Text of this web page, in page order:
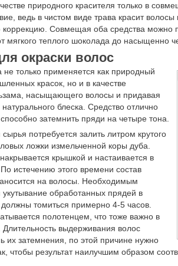
природного красителя только в
ведь в чистом виде трава красит
коррекцию. Совмещая оба средства можно
мягкого теплого шоколада до насыщенно
окраски волос
не только применяется как природный
красок, но и в качестве
насыщающего волосы и придавая
блеска. Средство отлично
затемнить пряди на четыре тона.
потребуется залить литром крутого
ложки измельченной коры дуба.
крышкой и настаивается в
истечению этого времени состав
на волосы. Необходимым
укутывание обработанных прядей в
томиться примерно 4-5 часов.
полотенцем, что тоже важно в
выдерживания волос
их затемнения, по этой причине нужно
чтобы результат наилучшим образом